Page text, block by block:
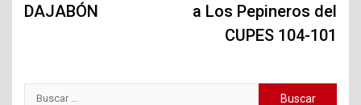
DAJABÓN
a Los Pepineros del
CUPES 104-101
Buscar: